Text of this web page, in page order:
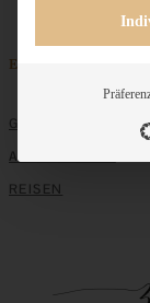
Entdecken
GRUNDLAGEN
ALLE REZEPTE
REISEN